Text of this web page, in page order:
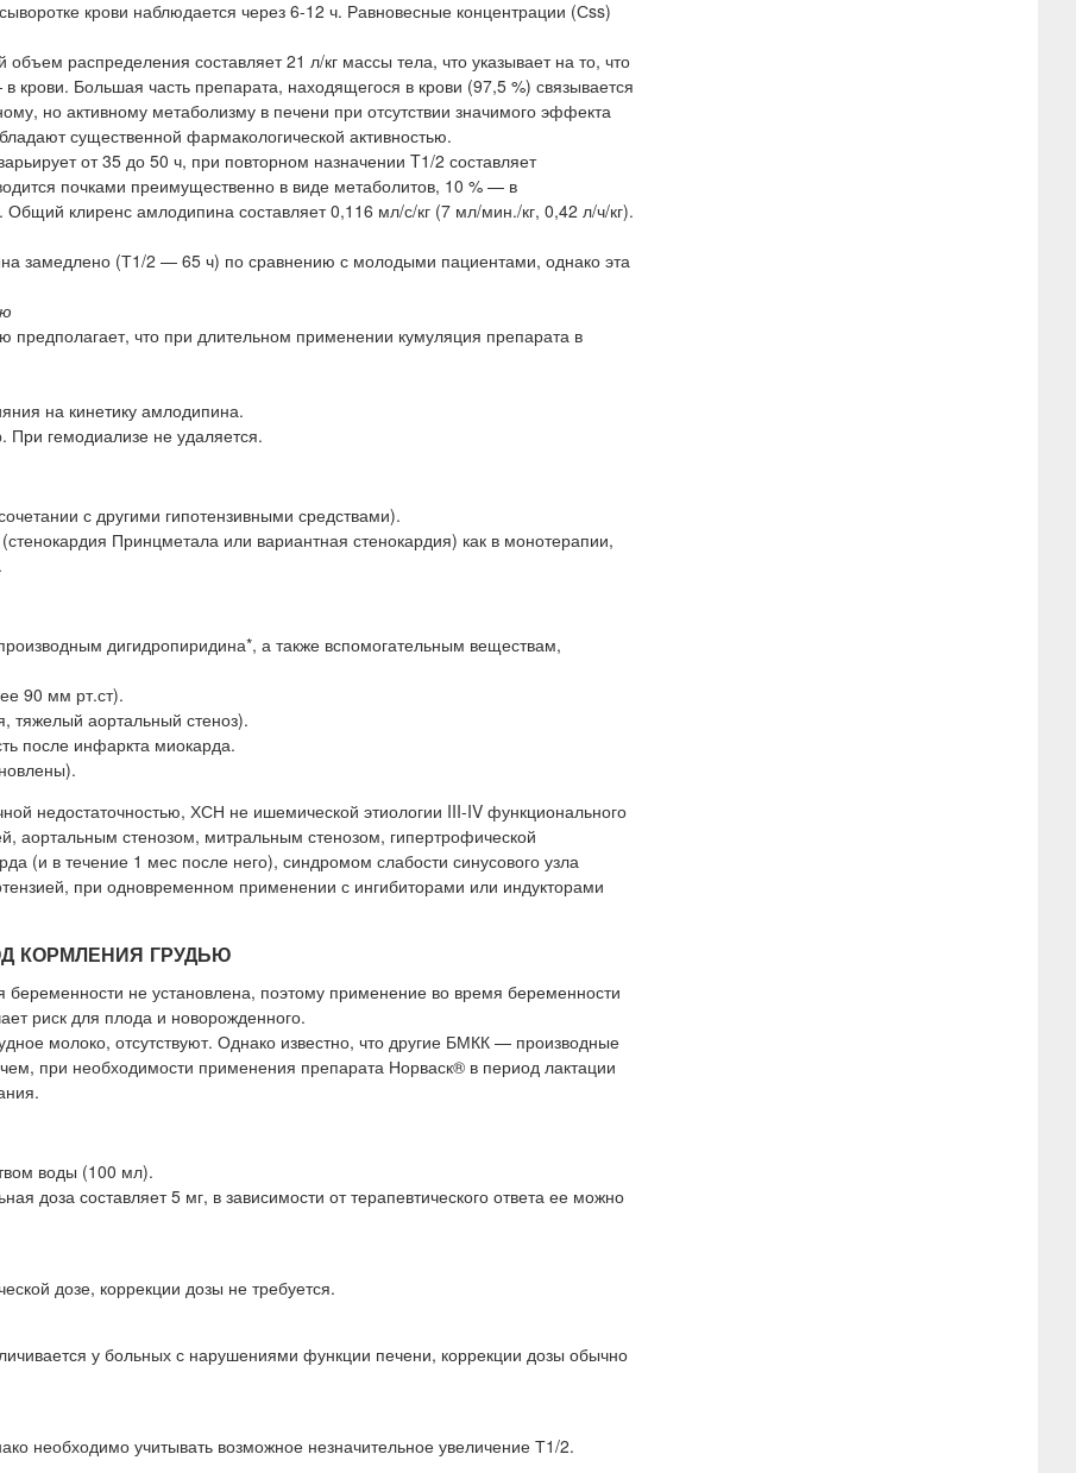
крови наблюдается через 6-12 ч. Равновесные концентрации (Сss)
распределения составляет 21 л/кг массы тела, что указывает на то, что
Большая часть препарата, находящегося в крови (97,5 %) связывается
но активному метаболизму в печени при отсутствии значимого эффекта
существенной фармакологической активностью.
от 35 до 50 ч, при повторном назначении T1/2 составляет
почками преимущественно в виде метаболитов, 10 % — в
клиренс амлодипина составляет 0,116 мл/с/кг (7 мл/мин./кг, 0,42 л/ч/кг).
замедлено (Т1/2 — 65 ч) по сравнению с молодыми пациентами, однако эта
предполагает, что при длительном применении кумуляция препарата в
на кинетику амлодипина.
При гемодиализе не удаляется.
с другими гипотензивными средствами).
Принцметала или вариантная стенокардия) как в монотерапии,
дигидропиридина*, а также вспомогательным веществам,
90 мм рт.ст).
тяжелый аортальный стеноз).
после инфаркта миокарда.
недостаточностью, ХСН не ишемической этиологии III-IV функционального
аортальным стенозом, митральным стенозом, гипертрофической
(и в течение 1 мес после него), синдромом слабости синусового узла
при одновременном применении с ингибиторами или индукторами
КОРМЛЕНИЯ ГРУДЬЮ
не установлена, поэтому применение во время беременности
риск для плода и новорожденного.
молоко, отсутствуют. Однако известно, что другие БМКК — производные
при необходимости применения препарата Норваск® в период лактации
воды (100 мл).
доза составляет 5 мг, в зависимости от терапевтического ответа ее можно
дозе, коррекции дозы не требуется.
у больных с нарушениями функции печени, коррекции дозы обычно
необходимо учитывать возможное незначительное увеличение Т1/2.